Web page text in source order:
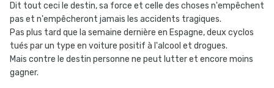
Dit tout ceci le destin, sa force et celle des choses n'empêchent
pas et n'empêcheront jamais les accidents tragiques.
Pas plus tard que la semaine dernière en Espagne, deux cyclos
tués par un type en voiture positif à l'alcool et drogues.
Mais contre le destin personne ne peut lutter et encore moins
gagner.